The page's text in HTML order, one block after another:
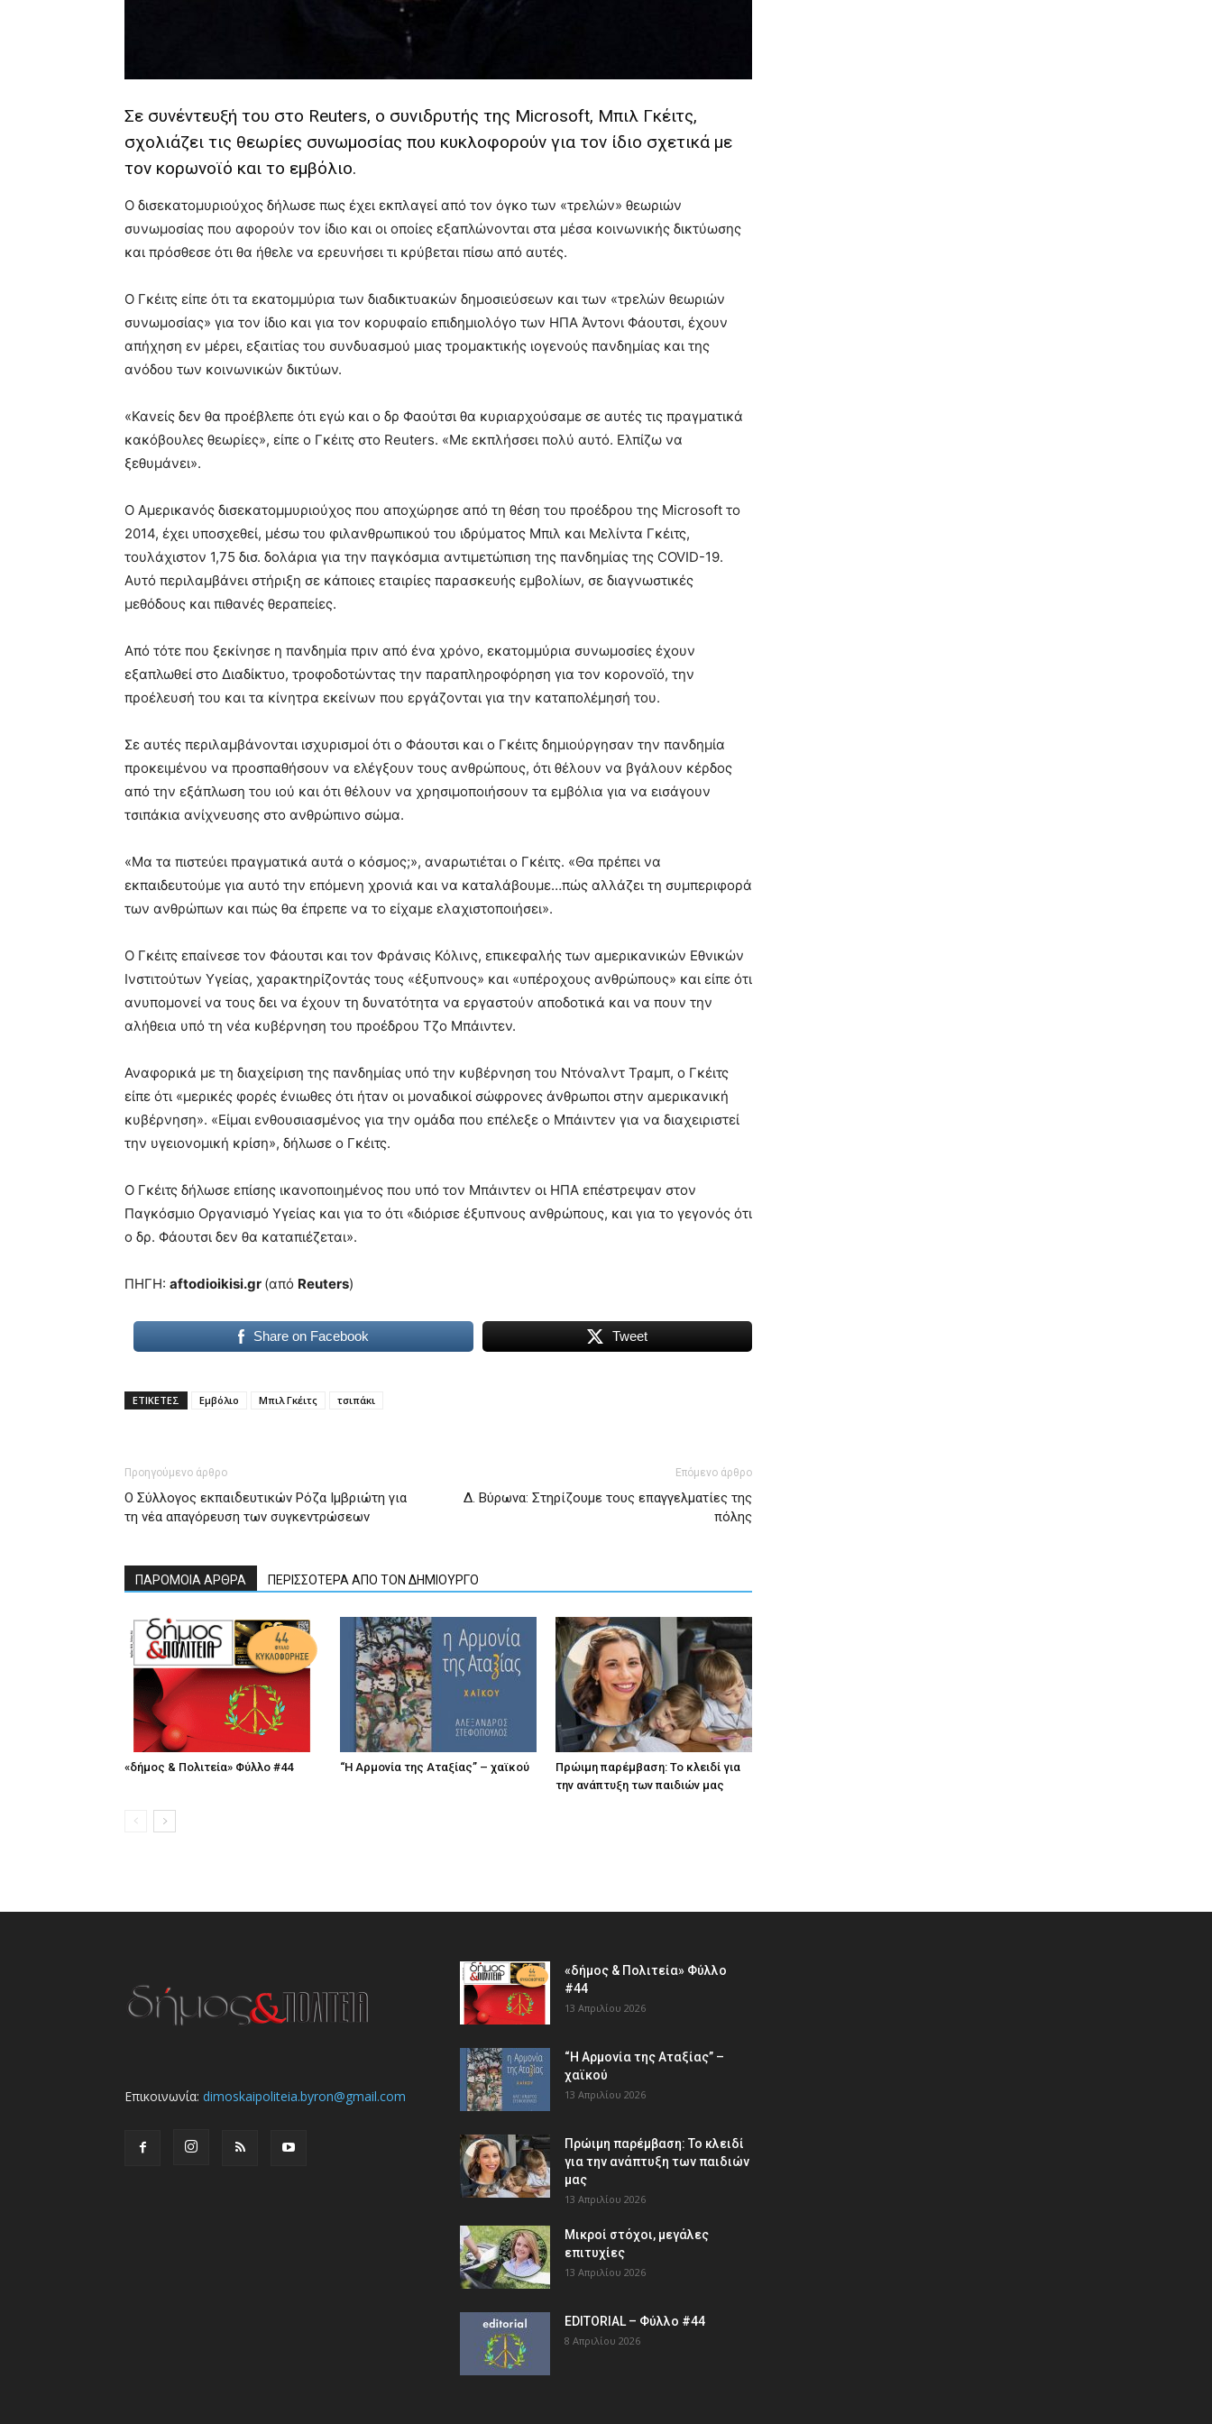
Σε συνέντευξή του στο Reuters, ο συνιδρυτής της Microsoft, Μπιλ Γκέιτς,
σχολιάζει τις θεωρίες συνωμοσίας που κυκλοφορούν για τον ίδιο σχετικά με
τον κορωνοϊό και το εμβόλιο.
Ο δισεκατομυριούχος δήλωσε πως έχει εκπλαγεί από τον όγκο των «τρελών» θεωριών
συνωμοσίας που αφορούν τον ίδιο και οι οποίες εξαπλώνονται στα μέσα κοινωνικής δικτύωσης
και πρόσθεσε ότι θα ήθελε να ερευνήσει τι κρύβεται πίσω από αυτές.
Ο Γκέιτς είπε ότι τα εκατομμύρια των διαδικτυακών δημοσιεύσεων και των «τρελών θεωριών
συνωμοσίας» για τον ίδιο και για τον κορυφαίο επιδημιολόγο των ΗΠΑ Άντονι Φάουτσι, έχουν
απήχηση εν μέρει, εξαιτίας του συνδυασμού μιας τρομακτικής ιογενούς πανδημίας και της
ανόδου των κοινωνικών δικτύων.
«Κανείς δεν θα προέβλεπε ότι εγώ και ο δρ Φαούτσι θα κυριαρχούσαμε σε αυτές τις πραγματικά
κακόβουλες θεωρίες», είπε ο Γκέιτς στο Reuters. «Με εκπλήσσει πολύ αυτό. Ελπίζω να
ξεθυμάνει».
Ο Αμερικανός δισεκατομμυριούχος που αποχώρησε από τη θέση του προέδρου της Microsoft το
2014, έχει υποσχεθεί, μέσω του φιλανθρωπικού του ιδρύματος Μπιλ και Μελίντα Γκέιτς,
τουλάχιστον 1,75 δισ. δολάρια για την παγκόσμια αντιμετώπιση της πανδημίας της COVID-19.
Αυτό περιλαμβάνει στήριξη σε κάποιες εταιρίες παρασκευής εμβολίων, σε διαγνωστικές
μεθόδους και πιθανές θεραπείες.
Από τότε που ξεκίνησε η πανδημία πριν από ένα χρόνο, εκατομμύρια συνωμοσίες έχουν
εξαπλωθεί στο Διαδίκτυο, τροφοδοτώντας την παραπληροφόρηση για τον κορονοϊό, την
προέλευσή του και τα κίνητρα εκείνων που εργάζονται για την καταπολέμησή του.
Σε αυτές περιλαμβάνονται ισχυρισμοί ότι ο Φάουτσι και ο Γκέιτς δημιούργησαν την πανδημία
προκειμένου να προσπαθήσουν να ελέγξουν τους ανθρώπους, ότι θέλουν να βγάλουν κέρδος
από την εξάπλωση του ιού και ότι θέλουν να χρησιμοποιήσουν τα εμβόλια για να εισάγουν
τσιπάκια ανίχνευσης στο ανθρώπινο σώμα.
«Μα τα πιστεύει πραγματικά αυτά ο κόσμος;», αναρωτιέται ο Γκέιτς. «Θα πρέπει να
εκπαιδευτούμε για αυτό την επόμενη χρονιά και να καταλάβουμε…πώς αλλάζει τη συμπεριφορά
των ανθρώπων και πώς θα έπρεπε να το είχαμε ελαχιστοποιήσει».
Ο Γκέιτς επαίνεσε τον Φάουτσι και τον Φράνσις Κόλινς, επικεφαλής των αμερικανικών Εθνικών
Ινστιτούτων Υγείας, χαρακτηρίζοντάς τους «έξυπνους» και «υπέροχους ανθρώπους» και είπε ότι
ανυπομονεί να τους δει να έχουν τη δυνατότητα να εργαστούν αποδοτικά και να πουν την
αλήθεια υπό τη νέα κυβέρνηση του προέδρου Τζο Μπάιντεν.
Αναφορικά με τη διαχείριση της πανδημίας υπό την κυβέρνηση του Ντόναλντ Τραμπ, ο Γκέιτς
είπε ότι «μερικές φορές ένιωθες ότι ήταν οι μοναδικοί σώφρονες άνθρωποι στην αμερικανική
κυβέρνηση». «Είμαι ενθουσιασμένος για την ομάδα που επέλεξε ο Μπάιντεν για να διαχειριστεί
την υγειονομική κρίση», δήλωσε ο Γκέιτς.
Ο Γκέιτς δήλωσε επίσης ικανοποιημένος που υπό τον Μπάιντεν οι ΗΠΑ επέστρεψαν στον
Παγκόσμιο Οργανισμό Υγείας και για το ότι «διόρισε έξυπνους ανθρώπους, και για το γεγονός ότι
ο δρ. Φάουτσι δεν θα καταπιέζεται».
ΠΗΓΗ: aftodioikisi.gr (από Reuters)
Share on Facebook Tweet
ΕΤΙΚΕΤΕΣ Εμβόλιο Μπιλ Γκέιτς τσιπάκι
Προηγούμενο άρθρο
Ο Σύλλογος εκπαιδευτικών Ρόζα Ιμβριώτη για
τη νέα απαγόρευση των συγκεντρώσεων
Επόμενο άρθρο
Δ. Βύρωνα: Στηρίζουμε τους επαγγελματίες της
πόλης
ΠΑΡΟΜΟΙΑ ΑΡΘΡΑ ΠΕΡΙΣΣΟΤΕΡΑ ΑΠΟ ΤΟΝ ΔΗΜΙΟΥΡΓΟ
«δήμος & Πολιτεία» Φύλλο #44 “Η Αρμονία της Αταξίας” – χαϊκού
Πρώιμη παρέμβαση: Το κλειδί για
την ανάπτυξη των παιδιών µας
Επικοινωνία: dimoskaipoliteia.byron@gmail.com
«δήμος & Πολιτεία» Φύλλο
#44
13 Απριλίου 2026
“Η Αρμονία της Αταξίας” –
χαϊκού
13 Απριλίου 2026
Πρώιμη παρέμβαση: Το κλειδί
για την ανάπτυξη των παιδιών
µας
13 Απριλίου 2026
Μικροί στόχοι, μεγάλες
επιτυχίες
13 Απριλίου 2026
EDITORIAL – Φύλλο #44
8 Απριλίου 2026